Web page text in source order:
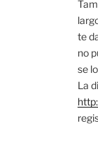
te
no
se
La